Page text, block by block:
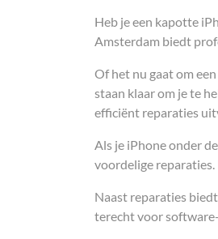
Heb je een kapotte
Amsterdam biedt
Of het nu gaat om
staan klaar om je te
efficiënt reparaties
Als je iPhone onder
voordelige
Naast reparaties
terecht voor